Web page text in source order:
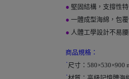
● 堅固結構，支撐性
● 一體成型海綿，包
● 人體工學設計不易
商品規格：
˙尺寸： 580×530×900
˙